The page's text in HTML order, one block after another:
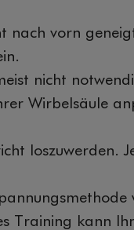
nach vorn
nicht
Wirbelsäule
loszuwerden.
Training kann